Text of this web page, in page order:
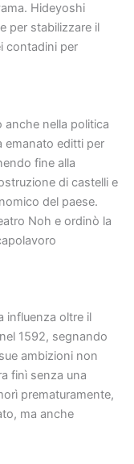
Hideyoshi
per stabilizzare il
contadini per
nella politica
emanato editti per
fine alla
di castelli e
del paese.
Noh e ordinò la
influenza oltre il
1592, segnando
ambizioni non
finì senza una
prematuramente,
ma anche